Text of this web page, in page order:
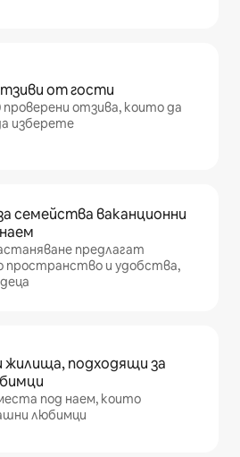
от гости
отзива, които да
изберете
семейства ваканционни
предлагат
пространство и удобства,
жилища, подходящи за
под наем, които
любимци